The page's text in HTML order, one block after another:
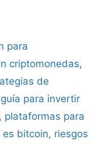
para
criptomonedas,
de
guía para invertir
, plataformas para
es bitcoin, riesgos